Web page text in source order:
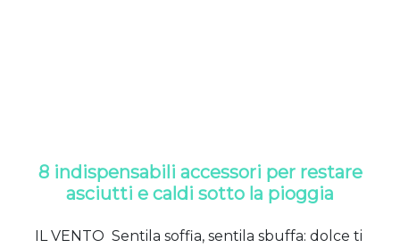
8 indispensabili accessori per restare
asciutti e caldi sotto la pioggia
IL VENTO Sentila soffia, sentila sbuffa: dolce ti